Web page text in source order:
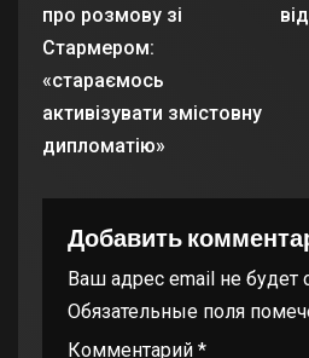
про розмову зі
Стармером:
«стараємось
активізувати змістовну
дипломатію»
Добавить
Ваш адрес email не будет
Обязательные поля
Комментарий *